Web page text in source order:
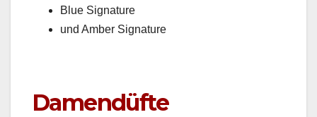
Blue Sig­na­ture
und Amber Sig­na­ture
Damendüfte